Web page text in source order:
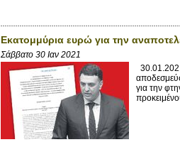
Εκατομμύρια ευρώ για την
Σάββατο 30 Ιαν 2021
για την